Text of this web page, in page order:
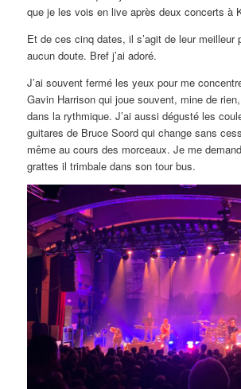
que je les vois en live après deux concerts à
Et de ces cinq dates, il s’agit de leur meilleur
aucun doute. Bref j’ai adoré.
J’ai souvent fermé les yeux pour me
Gavin Harrison qui joue souvent, mine de
dans la rythmique. J’ai aussi dégusté les
guitares de Bruce Soord qui change sans
même au cours des morceaux. Je me
grattes il trimbale dans son tour bus.